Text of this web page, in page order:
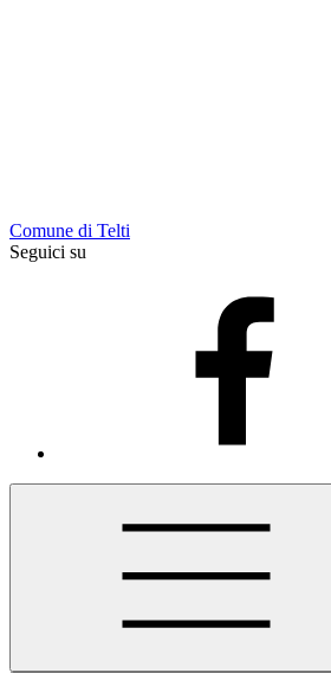
Comune di Telti
Seguici su